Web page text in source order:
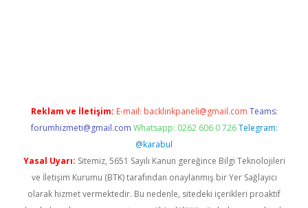
Reklam ve İletişim: E-mail: backlinkpaneli@gmail.com Teams:
forumhizmeti@gmail.com Whatsapp: 0262 606 0 726 Telegram:
@karabul
Yasal Uyarı: Sitemiz, 5651 Sayılı Kanun gereğince Bilgi Teknolojileri
ve İletişim Kurumu (BTK) tarafından onaylanmış bir Yer Sağlayıcı
olarak hizmet vermektedir. Bu nedenle, sitedeki içerikleri proaktif